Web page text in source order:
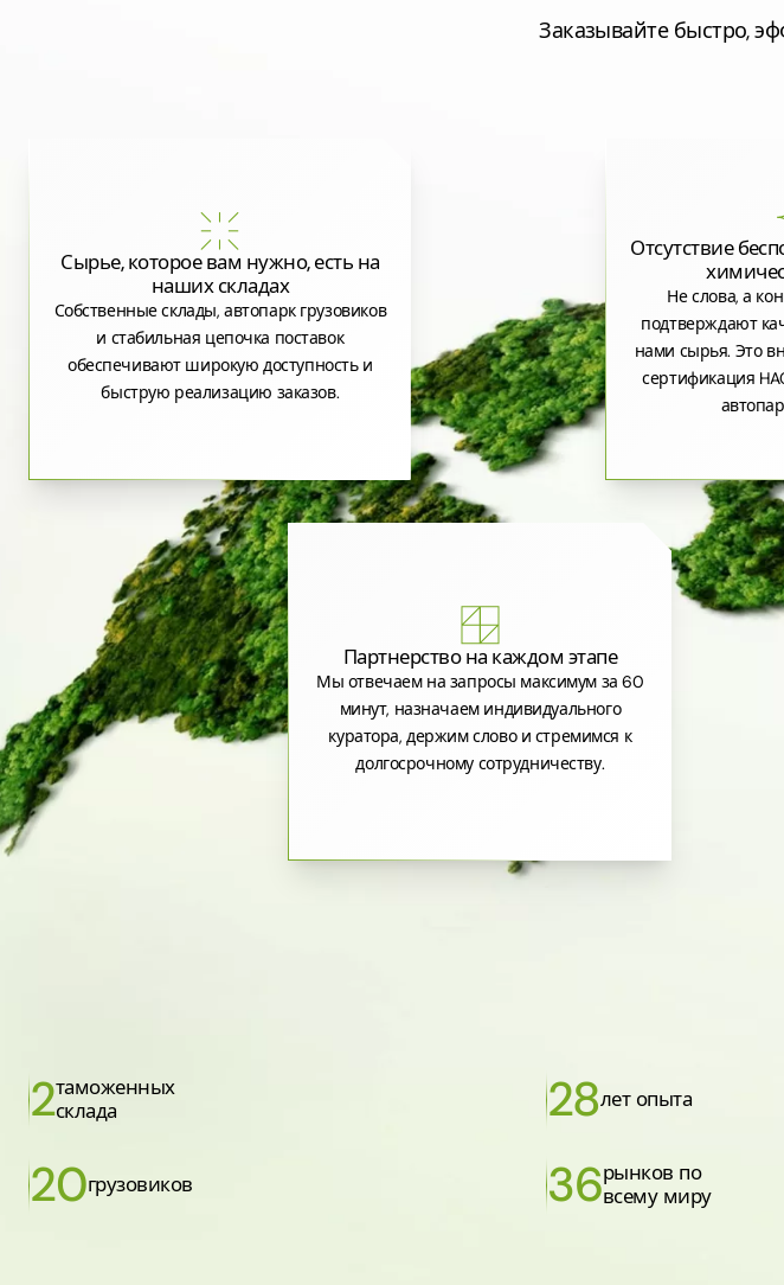
Заказывайте быстро,
Сырье, которое вам нужно, есть на
наших складах
Собственные склады, автопарк грузовиков
и стабильная цепочка поставок
обеспечивают широкую доступность и
быструю реализацию заказов.
Отсутствие
Не слова, а
подтверждают
нами сырья. Это
сертификация
Партнерство на каждом этапе
Мы отвечаем на запросы максимум за 60
минут, назначаем индивидуального
куратора, держим слово и стремимся к
долгосрочному сотрудничеству.
2таможенных
склада
28лет опыта
20грузовиков 36рынков по
всему миру